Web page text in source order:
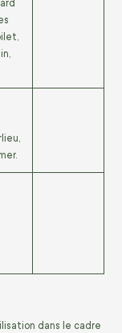
dans le cadre